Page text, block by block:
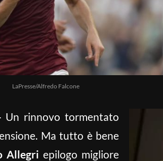
LaPresse/Alfredo Falcone
Un rinnovo tormentato
Ma tutto è bene
Allegri epilogo migliore